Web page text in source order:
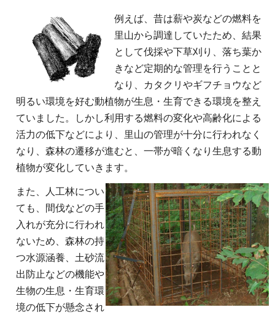
例えば、昔は薪や炭などの燃料を
里山から調達していたため、結果
として伐採や下草刈り、落ち葉か
きなど定期的な管理を行うことと
なり、カタクリやギフチョウなど
明るい環境を好む動植物が生息・生育できる環境を整え
ていました。しかし利用する燃料の変化や高齢化による
活力の低下などにより、里山の管理が十分に行われなく
なり、森林の遷移が進むと、一帯が暗くなり生息する動
植物が変化していきます。
また、人工林につい
ても、間伐などの手
入れが充分に行われ
ないため、森林の持
つ水源涵養、土砂流
出防止などの機能や
生物の生息・生育環
境の低下が懸念され